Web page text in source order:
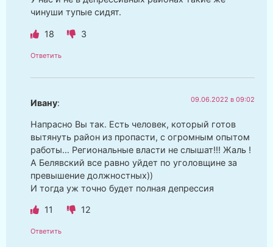
чинуши тупые сидят.
18 3
Ответить
Ивану: 09.06.2022 в 09:02
Напрасно Вы так. Есть человек, который готов
вытянуть район из пропасти, с огромным опытом
работы… Региональные власти не слышат!!! Жаль !
А Белявский все равно уйдет по уголовщине за
превышение должностных))
И тогда уж точно будет полная депрессия
11 12
Ответить